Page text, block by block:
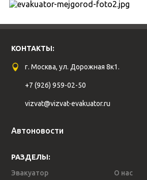
КОНТАКТЫ:
г. Москва, ул. Дорожная 8к1.
+7 (926) 959-02-50
vizvat@vizvat-evakuator.ru
Автоновости
РАЗДЕЛЫ:
Эвакуатор
О нас